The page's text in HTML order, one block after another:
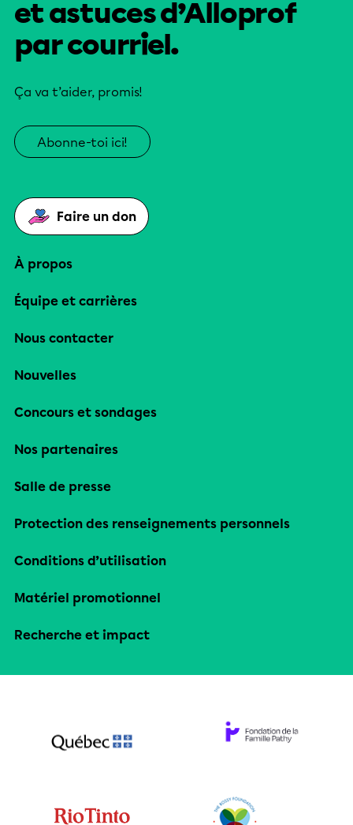
et astuces d’Alloprof
par courriel.
Ça va t’aider, promis!
Abonne-toi ici!
Faire un don
À propos
Équipe et carrières
Nous contacter
Nouvelles
Concours et sondages
Nos partenaires
Salle de presse
Protection des renseignements personnels
Conditions d’utilisation
Matériel promotionnel
Recherche et impact